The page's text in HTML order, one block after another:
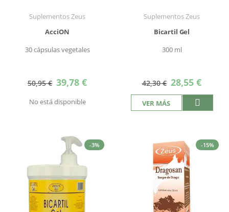
Suplementos Zeus
AcciON
30 cápsulas vegetales
50,95 € Precio
especial
39,78 €
No está disponible
Suplementos Zeus
Bicartil Gel
300 ml
42,30 € Precio
especial
28,55 €
VER MÁS
-3% -15%